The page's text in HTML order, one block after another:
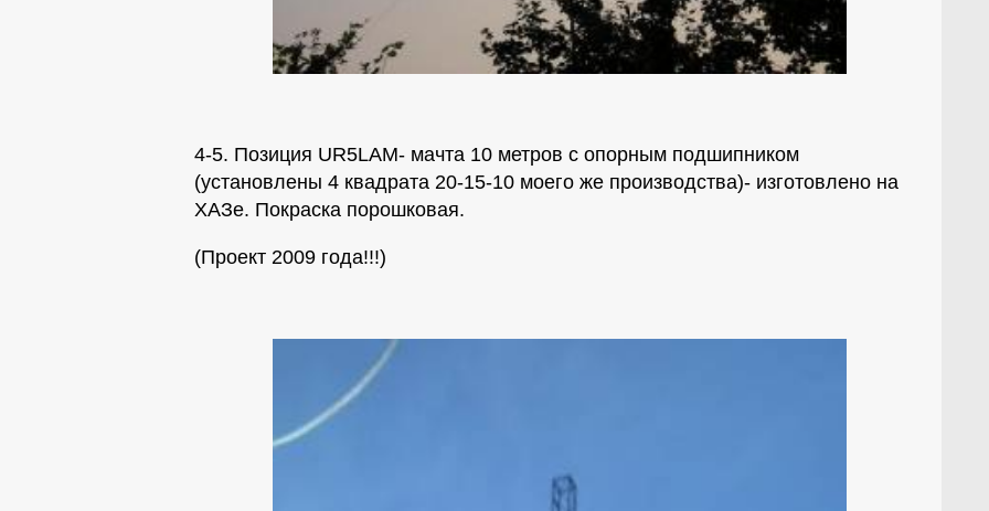
4-5. Позиция UR5LAM- мачта 10 метров с опорным подшипником
(установлены 4 квадрата 20-15-10 моего же производства)- изготовлено на
ХАЗе. Покраска порошковая.
(Проект 2009 года!!!)